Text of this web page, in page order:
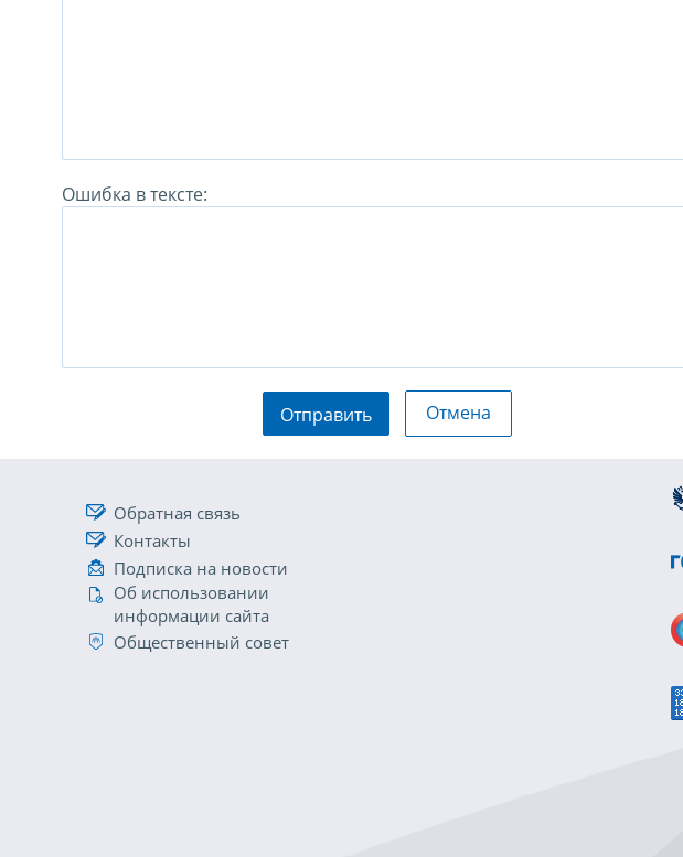
Ошибка в тексте:
Отправить Отмена
Обратная связь
Контакты
Подписка на новости
Об использовании
информации сайта
Общественный совет